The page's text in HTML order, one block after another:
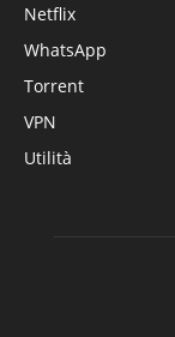
Netflix
WhatsApp
Torrent
VPN
Utilità